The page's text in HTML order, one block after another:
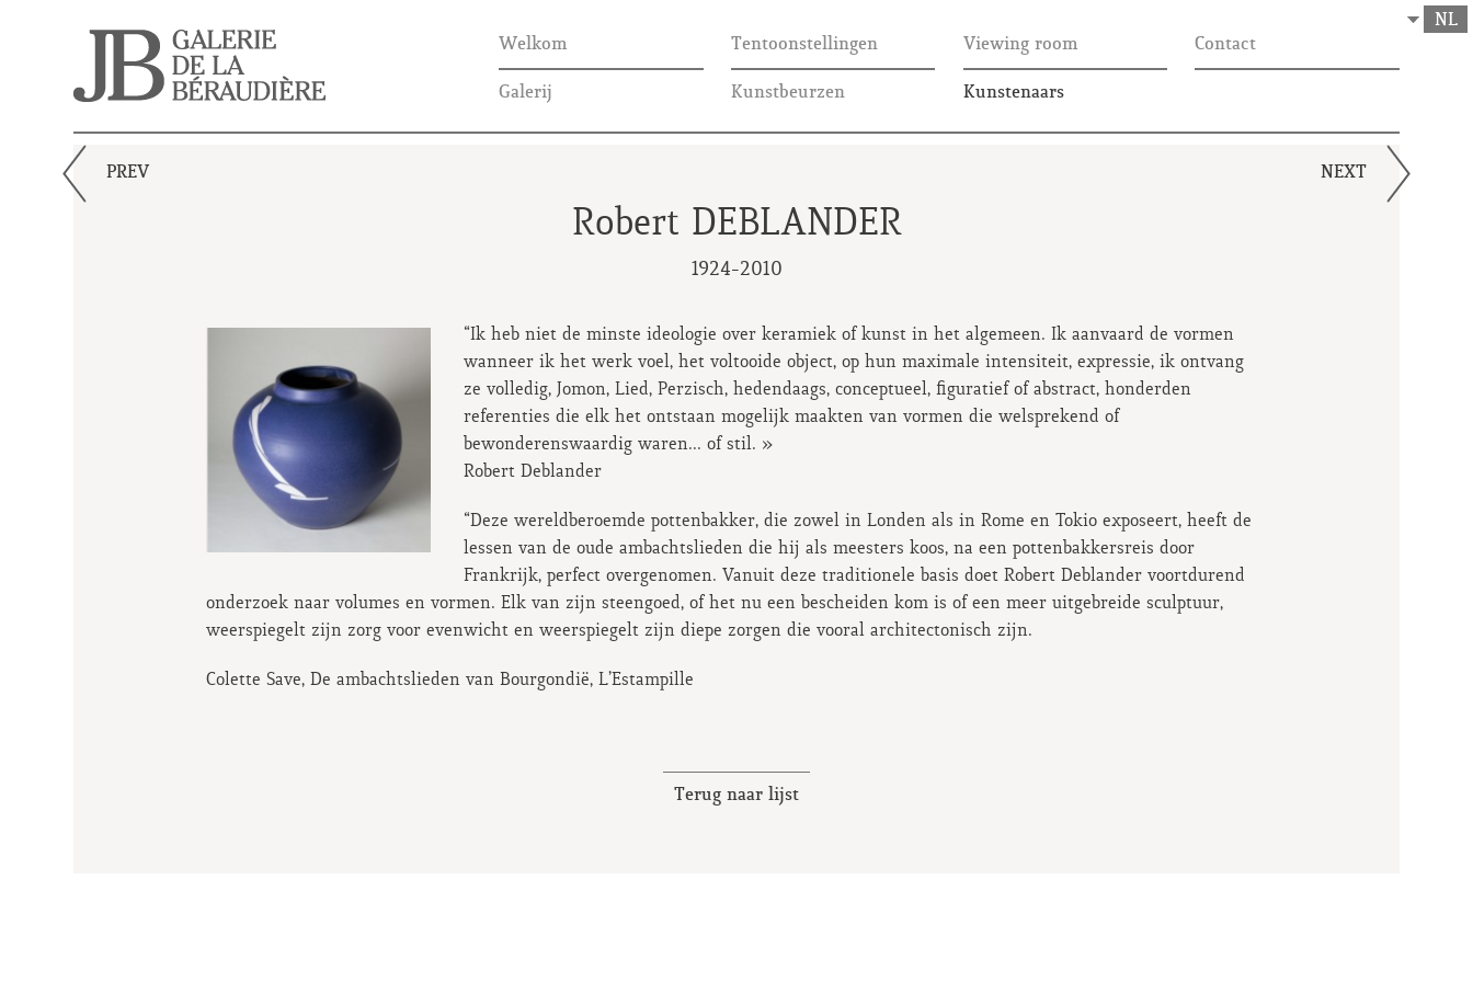
Welkom Tentoonstellingen Viewing room Contact
Galerij Kunstbeurzen Kunstenaars
NL
PREV NEXT
Robert DEBLANDER
1924-2010
“Ik heb niet de minste ideologie over keramiek of kunst in het algemeen. Ik aanvaard de vormen
wanneer ik het werk voel, het voltooide object, op hun maximale intensiteit, expressie, ik ontvang
ze volledig, Jomon, Lied, Perzisch, hedendaags, conceptueel, figuratief of abstract, honderden
referenties die elk het ontstaan mogelijk maakten van vormen die welsprekend of
bewonderenswaardig waren... of stil. »
Robert Deblander
“Deze wereldberoemde pottenbakker, die zowel in Londen als in Rome en Tokio exposeert, heeft de
lessen van de oude ambachtslieden die hij als meesters koos, na een pottenbakkersreis door
Frankrijk, perfect overgenomen. Vanuit deze traditionele basis doet Robert Deblander voortdurend
onderzoek naar volumes en vormen. Elk van zijn steengoed, of het nu een bescheiden kom is of een meer uitgebreide sculptuur,
weerspiegelt zijn zorg voor evenwicht en weerspiegelt zijn diepe zorgen die vooral architectonisch zijn.
Colette Save, De ambachtslieden van Bourgondië, L’Estampille
Terug naar lijst